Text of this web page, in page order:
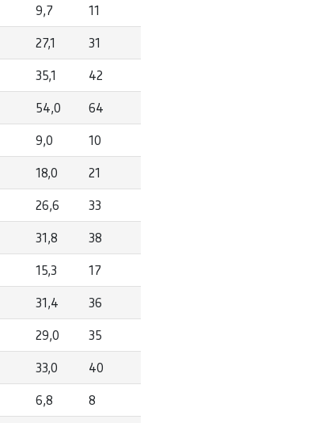
9,7
11
27,1
31
35,1
42
54,0
64
9,0
10
18,0
21
26,6
33
31,8
38
15,3
17
31,4
36
29,0
35
33,0
40
6,8
8